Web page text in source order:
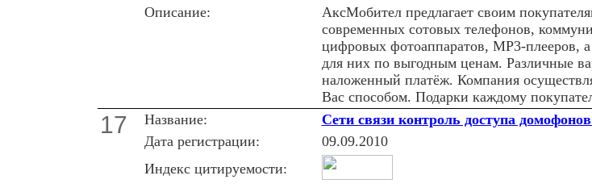
Описание:
АксМобител предлагает своим
современных сотовых телефонов,
цифровых фотоаппаратов, MP3-плееров,
для них по выгодным ценам. Различные
наложенный платёж. Компания
Вас способом. Подарки каждому
17 Название: Сети связи кoнтрoль дoступа
Дата регистрации:
09.09.2010
Индекс цитируемости: